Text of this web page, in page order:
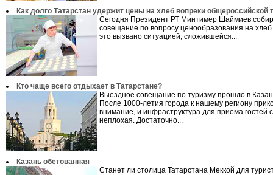
Как долго Татарстан удержит цены на хлеб вопреки общероссийской
Сегодня Президент РТ Минтимер Шаймиев
совещание по вопросу ценообразования на
это вызвано ситуацией, сложившейся...
Кто чаще всего отдыхает в Татарстане?
Выездное совещание по туризму прошло в
После 1000-летия города к нашему региону
внимание, и инфраструктура для приема гостей
неплохая. Достаточно...
Казань обетованная
Станет ли столица Татарстана Меккой для